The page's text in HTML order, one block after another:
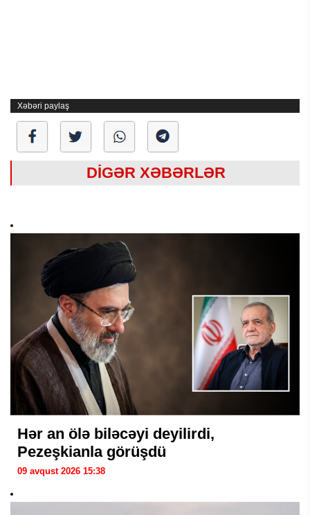
Xəbəri paylaş
DİGƏR XƏBƏRLƏR
Hər an ölə biləcəyi deyilirdi,
Pezeşkianla görüşdü
09 avqust 2026 15:38